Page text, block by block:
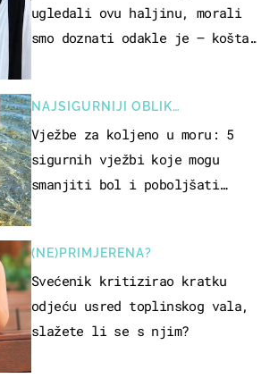
ugledali ovu haljinu, morali
smo doznati odakle je – košta
NAJSIGURNIJI OBLIK
REKREACIJE
Vježbe za koljeno u moru: 5
sigurnih vježbi koje mogu
smanjiti bol i poboljšati
(NE)PRIMJERENA?
Svećenik kritizirao kratku
odjeću usred toplinskog vala,
slažete li se s njim?